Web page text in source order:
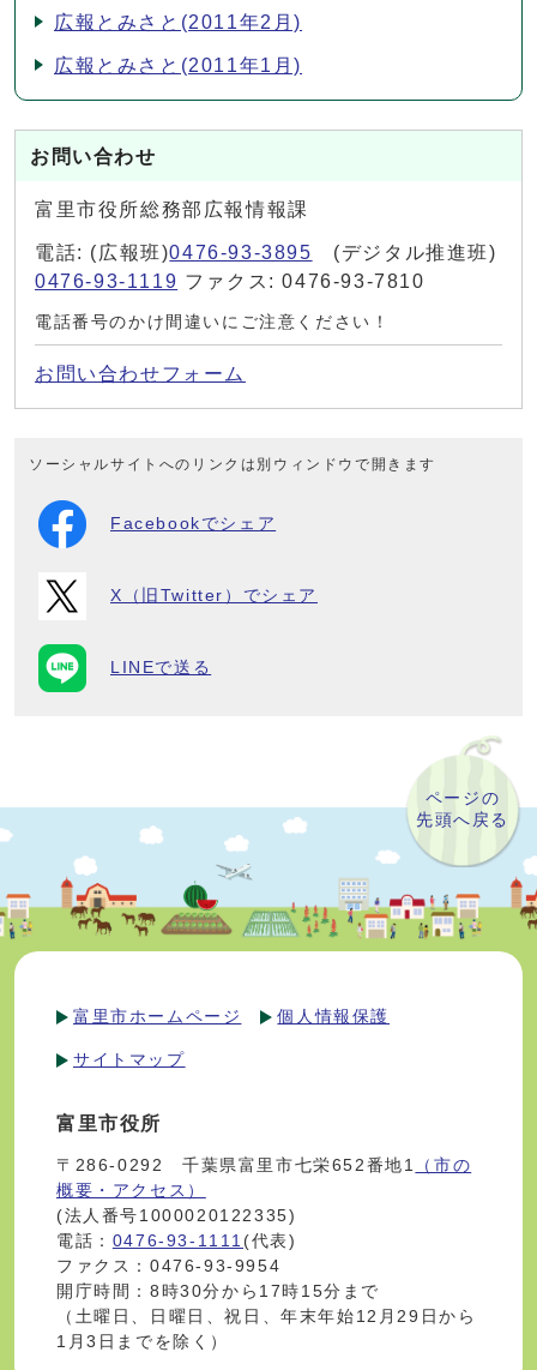
広報とみさと(2011年2月)
広報とみさと(2011年1月)
お問い合わせ
富里市役所総務部広報情報課
電話: (広報班)0476-93-3895 (デジタル推進班)
0476-93-1119 ファクス: 0476-93-7810
電話番号のかけ間違いにご注意ください！
お問い合わせフォーム
ソーシャルサイトへのリンクは別ウィンドウで開きます
Facebookでシェア
X（旧Twitter）でシェア
LINEで送る
ページの
先頭へ戻る
富里市ホームページ 個人情報保護
サイトマップ
富里市役所
〒286-0292 千葉県富里市七栄652番地1
（市の
概要・アクセス）
(法人番号1000020122335)
電話： 0476-93-1111 (代表)
ファクス：0476-93-9954
開庁時間：8時30分から17時15分まで
（土曜日、日曜日、祝日、年末年始12月29日から
1月3日までを除く）